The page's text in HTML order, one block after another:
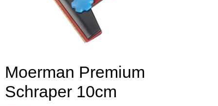
Moerman Premium
Schraper 10cm